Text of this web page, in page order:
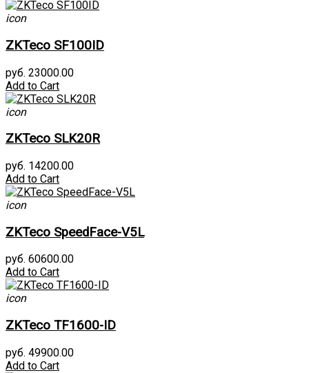
icon
ZKTeco SF100ID
руб. 23000.00
Add to Cart
icon
ZKTeco SLK20R
руб. 14200.00
Add to Cart
icon
ZKTeco SpeedFace-V5L
руб. 60600.00
Add to Cart
icon
ZKTeco TF1600-ID
руб. 49900.00
Add to Cart